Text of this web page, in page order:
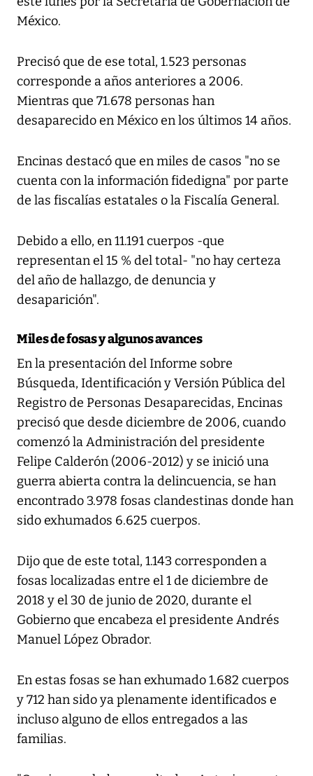
México.
Precisó que de ese total, 1.523 personas
corresponde a años anteriores a 2006.
Mientras que 71.678 personas han
desaparecido en México en los últimos 14 años.
Encinas destacó que en miles de casos "no se
cuenta con la información fidedigna" por parte
de las fiscalías estatales o la Fiscalía General.
Debido a ello, en 11.191 cuerpos -que
representan el 15 % del total- "no hay certeza
del año de hallazgo, de denuncia y
desaparición".
Miles de fosas y algunos avances
En la presentación del Informe sobre
Búsqueda, Identificación y Versión Pública del
Registro de Personas Desaparecidas, Encinas
precisó que desde diciembre de 2006, cuando
comenzó la Administración del presidente
Felipe Calderón (2006-2012) y se inició una
guerra abierta contra la delincuencia, se han
encontrado 3.978 fosas clandestinas donde han
sido exhumados 6.625 cuerpos.
Dijo que de este total, 1.143 corresponden a
fosas localizadas entre el 1 de diciembre de
2018 y el 30 de junio de 2020, durante el
Gobierno que encabeza el presidente Andrés
Manuel López Obrador.
En estas fosas se han exhumado 1.682 cuerpos
y 712 han sido ya plenamente identificados e
incluso alguno de ellos entregados a las
familias.